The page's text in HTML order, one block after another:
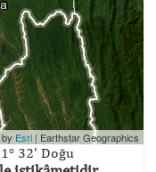
Esri | Earthstar Geographics
32' Doğu